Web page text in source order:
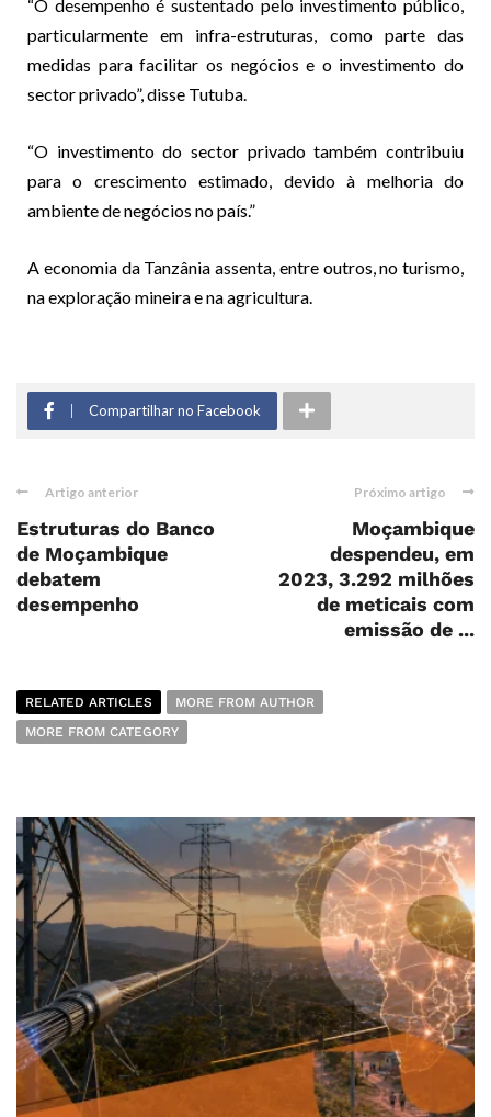
“O desempenho é sustentado pelo investimento público,
particularmente em infra-estruturas, como parte das
medidas para facilitar os negócios e o investimento do
sector privado”, disse Tutuba.
“O investimento do sector privado também contribuiu
para o crescimento estimado, devido à melhoria do
ambiente de negócios no país.”
A economia da Tanzânia assenta, entre outros, no turismo,
na exploração mineira e na agricultura.
Compartilhar no Facebook
Artigo anterior
Estruturas do Banco
de Moçambique
debatem
desempenho
Próximo artigo
Moçambique
despendeu, em
2023, 3.292 milhões
de meticais com
emissão de ...
RELATED ARTICLES
MORE FROM AUTHOR
MORE FROM CATEGORY